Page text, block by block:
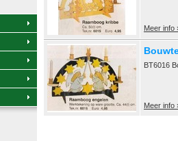
Meer info
BT6016
Meer info